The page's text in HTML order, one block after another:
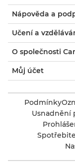
Nápověda a
Učení a
O společnosti
Můj účet
Podmínky
Usnadnění